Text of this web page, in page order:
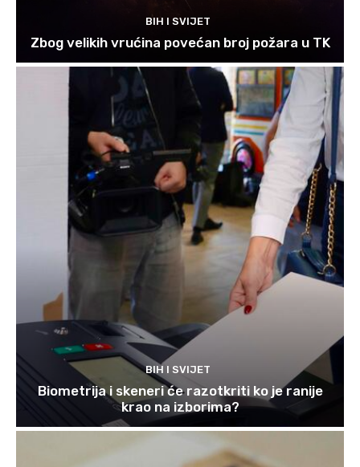
BIH I SVIJET
Zbog velikih vrućina povećan broj požara u TK
BIH I SVIJET
Biometrija i skeneri će razotkriti ko je ranije
krao na izborima?